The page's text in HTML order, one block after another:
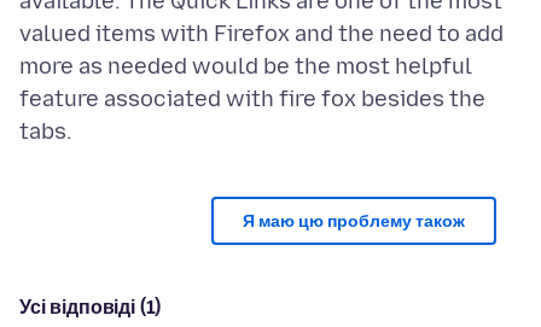
valued items with Firefox and the need to add
more as needed would be the most helpful
feature associated with fire fox besides the
Я маю цю проблему також
Усі відповіді (1)